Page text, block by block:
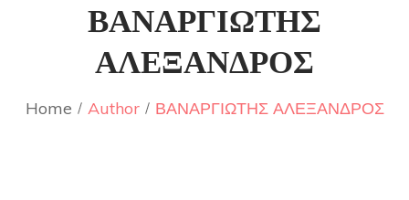
ΒΑΝΑΡΓΙΩΤΗΣ
ΑΛΕΞΑΝΔΡΟΣ
Home Author ΒΑΝΑΡΓΙΩΤΗΣ ΑΛΕΞΑΝΔΡΟΣ